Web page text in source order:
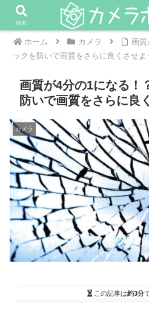
ホーム カメラ
画質
ックを防いで画質をさらに良くさせよ
画質が4分の1になる！
防いで画質をさらに良
カメラ
この記事は約3分
検索